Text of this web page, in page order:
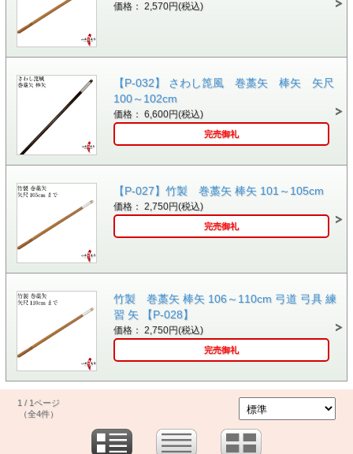
価格： 2,570円(税込)
【P-032】 さわし箆風 巻藁矢 棒矢 矢尺
100～102cm
価格： 6,600円(税込)
完売御礼
【P-027】竹製 巻藁矢 棒矢 101～105cm
価格： 2,750円(税込)
完売御礼
竹製 巻藁矢 棒矢 106～110cm 弓道 弓具 練
習 矢 【P-028】
価格： 2,750円(税込)
完売御礼
1 / 1ページ
（全4件）